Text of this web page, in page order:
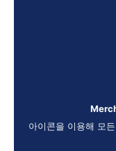
아이콘을 이용해 모